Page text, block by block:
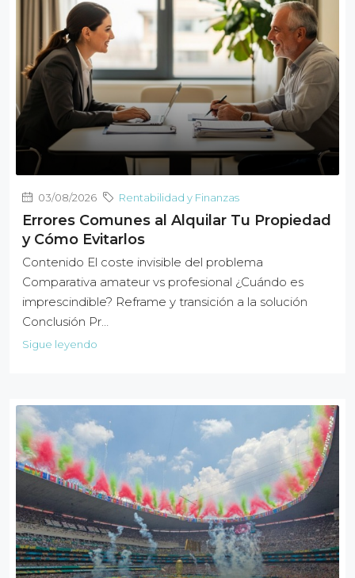
03/08/2026 Rentabilidad y Finanzas
Errores Comunes al Alquilar Tu Propiedad
y Cómo Evitarlos
Contenido El coste invisible del problema
Comparativa amateur vs profesional ¿Cuándo es
imprescindible? Reframe y transición a la solución
Conclusión Pr…
Sigue leyendo